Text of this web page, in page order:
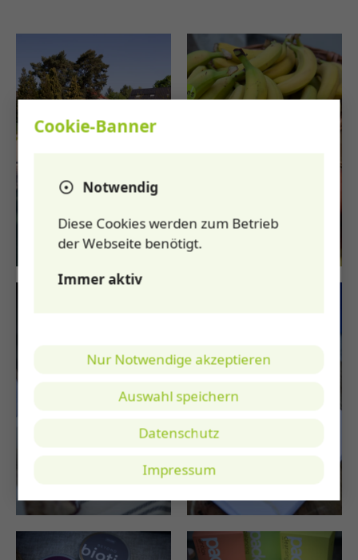
Cookie-Banner
Notwendig
Diese Cookies werden zum Betrieb
der Webseite benötigt.
Immer aktiv
Nur Notwendige akzeptieren
Auswahl speichern
Datenschutz
Impressum